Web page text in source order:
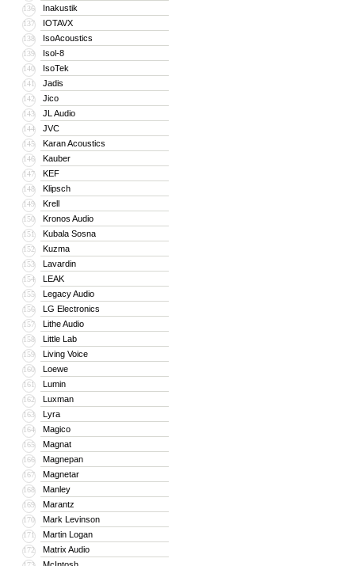
136 Inakustik
137 IOTAVX
138 IsoAcoustics
139 Isol-8
140 IsoTek
141 Jadis
142 Jico
143 JL Audio
144 JVC
145 Karan Acoustics
146 Kauber
147 KEF
148 Klipsch
149 Krell
150 Kronos Audio
151 Kubala Sosna
152 Kuzma
153 Lavardin
154 LEAK
155 Legacy Audio
156 LG Electronics
157 Lithe Audio
158 Little Lab
159 Living Voice
160 Loewe
161 Lumin
162 Luxman
163 Lyra
164 Magico
165 Magnat
166 Magnepan
167 Magnetar
168 Manley
169 Marantz
170 Mark Levinson
171 Martin Logan
172 Matrix Audio